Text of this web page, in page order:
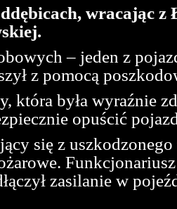
wracając z
– jeden z
z pomocą
która była wyraźnie
opuścić
się z
zasilanie w